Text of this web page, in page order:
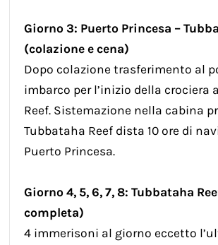
Giorno 3: Puerto Princesa –
(colazione e cena)
Dopo colazione trasferimento al
imbarco per l’inizio della crociera
Reef. Sistemazione nella cabina
Tubbataha Reef dista 10 ore di
Puerto Princesa.
Giorno 4, 5, 6, 7, 8: Tubbataha
completa)
4 immerisoni al giorno eccetto